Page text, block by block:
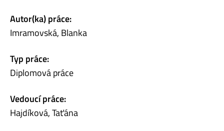
Autor(ka) práce:
Imramovská, Blanka
Typ práce:
Diplomová práce
Vedoucí práce:
Hajdíková, Taťána